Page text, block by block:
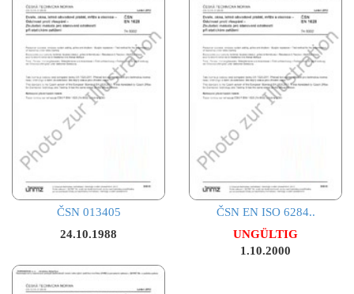
ČSN 013405
24.10.1988
ČSN EN ISO 6284..
UNGÜLTIG
1.10.2000